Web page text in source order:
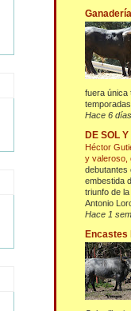
fuera única
temporadas
Hace 6 días
DE SOL
Héctor
y valeroso,
debutantes
embestida
triunfo de
Antonio
Hace 1
Encastes